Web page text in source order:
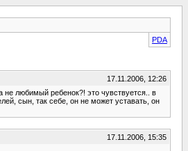
PDA
17.11.2006, 12:26
любимый ребенок?! это чувствуется.. в
сын, так себе, он не может уставать, он
17.11.2006, 15:35